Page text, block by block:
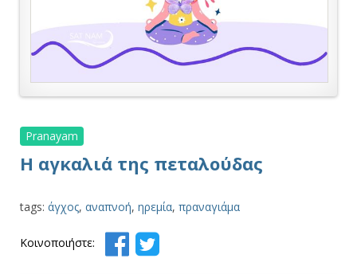
Pranayam
Η αγκαλιά της πεταλούδας
tags: άγχος, αναπνοή, ηρεμία, πραναγιάμα
Κοινοποιήστε: